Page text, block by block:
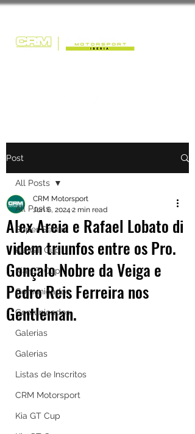
Post
All Posts
Super Seven
Kia GT Cup
Kia GT Cup
Comunicados
Comunicados
Galerias
Galerias
Listas de Inscritos
CRM Motorsport
Kia GT Cup
All Posts
Alex Areia e Rafael Lobato di
videm triunfos entre os Pro.
Gonçalo Nobre da Veiga e
Pedro Reis Ferreira nos
Gentleman.
CRM Motorsport
Jun 6, 2024 2 min read